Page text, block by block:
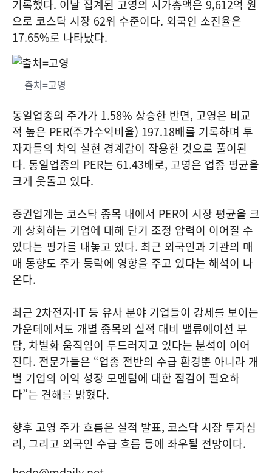
기록했다. 이날 집계된 고영의 시가총액은 9,612억 원
으로 코스닥 시장 62위 수준이다. 외국인 소진율은
17.65%로 나타났다.
출처=고영
동일업종의 주가가 1.58% 상승한 반면, 고영은 비교
적 높은 PER(주가수익비율) 197.18배를 기록하며 투
자자들의 차익 실현 경계감이 작용한 것으로 풀이된
다. 동일업종의 PER는 61.43배로, 고영은 업종 평균을
크게 웃돌고 있다.
증권업계는 코스닥 종목 내에서 PER이 시장 평균을 크
게 상회하는 기업에 대해 단기 조정 압력이 이어질 수
있다는 평가를 내놓고 있다. 최근 외국인과 기관의 매
매 동향도 주가 등락에 영향을 주고 있다는 해석이 나
온다.
최근 2차전지·IT 등 유사 분야 기업들이 강세를 보이는
가운데에서도 개별 종목의 실적 대비 밸류에이션 부
담, 차별화 움직임이 두드러지고 있다는 분석이 이어
진다. 전문가들은 “업종 전반의 수급 환경뿐 아니라 개
별 기업의 이익 성장 모멘텀에 대한 점검이 필요하
다”는 견해를 밝혔다.
향후 고영 주가 흐름은 실적 발표, 코스닥 시장 투자심
리, 그리고 외국인 수급 흐름 등에 좌우될 전망이다.